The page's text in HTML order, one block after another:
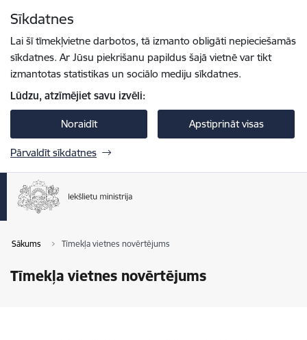
Sīkdatnes
Lai šī tīmekļvietne darbotos, tā izmanto obligāti nepieciešamās
sīkdatnes. Ar Jūsu piekrišanu papildus šajā vietnē var tikt
izmantotas statistikas un sociālo mediju sīkdatnes.
Lūdzu, atzīmējiet savu izvēli:
Noraidīt Apstiprināt visas
Pārvaldīt sīkdatnes
Sākums Tīmekļa vietnes novērtējums
Tīmekļa vietnes novērtējums